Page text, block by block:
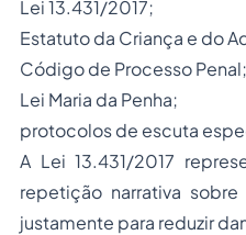
Lei 13.431/2017;
Estatuto da Criança e do
Código de Processo Penal;
Lei Maria da Penha;
protocolos de escuta
A Lei 13.431/2017
repetição narrativa
justamente para reduzir